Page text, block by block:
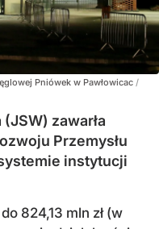
Pniówek w Pawłowicac /
zawarła
Przemysłu
instytucji
824,13 mln zł (w